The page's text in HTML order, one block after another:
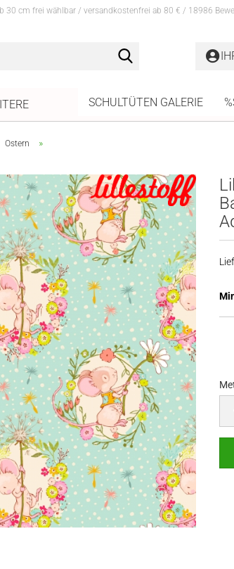
30 cm frei wählbar / versandkostenfrei ab 80 € / 18986
SCHULTÜTEN GALERIE
Ostern »